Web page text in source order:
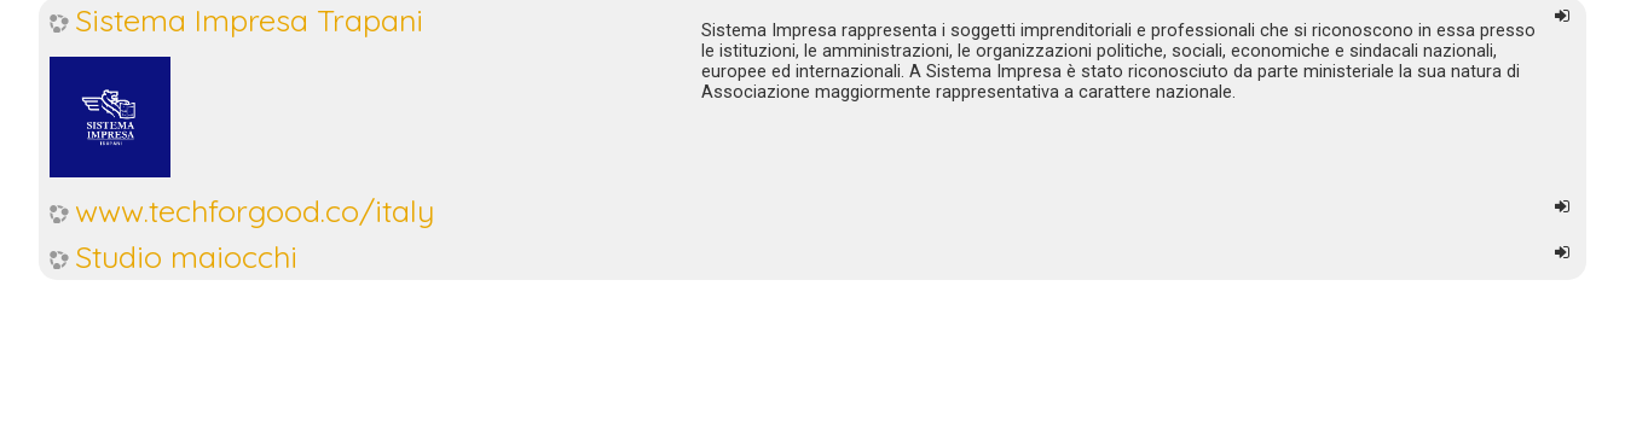
Sistema Impresa Trapani
Sistema Impresa rappresenta i soggetti imprenditoriali e professionali che si riconoscono in essa presso
le istituzioni, le amministrazioni, le organizzazioni politiche, sociali, economiche e sindacali nazionali,
europee ed internazionali. A Sistema Impresa è stato riconosciuto da parte ministeriale la sua natura di
Associazione maggiormente rappresentativa a carattere nazionale.
www.techforgood.co/italy
Studio maiocchi